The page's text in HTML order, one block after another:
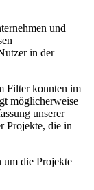
und
in der
Filter konnten im
möglicherweise
unserer
Projekte, die in
um die Projekte